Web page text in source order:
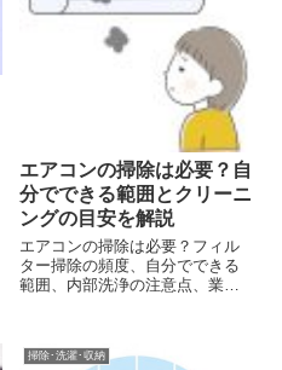
エアコンの掃除は必要？自
分でできる範囲とクリーニ
ングの目安を解説
エアコンの掃除は必要？フィル
ター掃除の頻度、自分でできる
範囲、内部洗浄の注意点、業者
掃除･洗濯･収納